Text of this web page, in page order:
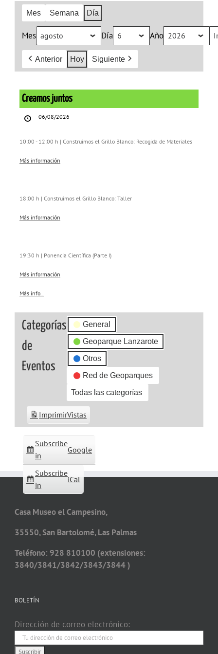
Mes Semana Día
Mes Día Año
Anterior Hoy Siguiente
juntos
Creamos juntos
06/08/2026
10:00 - 12:00 h | Construimos el Grillo Blanco: Recogida de Materiales
Más información
18:00 h | Construimos el Grillo Blanco: Taller
Más información
19:30 h | Ponencia Científica (Parte I)
Más información
Más info..
Categorías
de
Eventos
General
Geoparque Lanzarote
Otros
Red de Geoparques
Todas las categorías
Subscribe
in
Google
Subscribe
in
iCal
ImprimirVistas
Casa Museo el Campesino,
35550, San Bartolomé, Las Palmas
Teléfono: 928 810100 (extensiones:
3840/3841/3842/3843/3844 )
BOLETÍN
Dirección de correo electrónico: